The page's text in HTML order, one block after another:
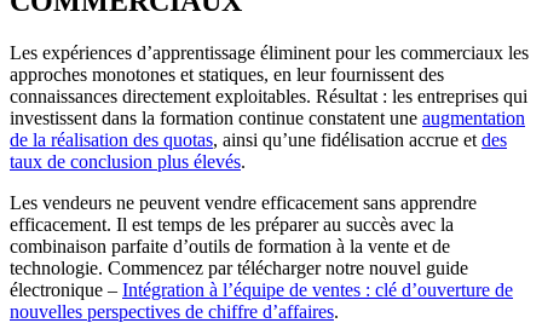
Les expériences d’apprentissage éliminent pour les commerciaux les
approches monotones et statiques, en leur fournissent des
connaissances directement exploitables. Résultat : les entreprises qui
investissent dans la formation continue constatent une augmentation
de la réalisation des quotas, ainsi qu’une fidélisation accrue et des
taux de conclusion plus élevés.
Les vendeurs ne peuvent vendre efficacement sans apprendre
efficacement. Il est temps de les préparer au succès avec la
combinaison parfaite d’outils de formation à la vente et de
technologie. Commencez par télécharger notre nouvel guide
électronique – Intégration à l’équipe de ventes : clé d’ouverture de
nouvelles perspectives de chiffre d’affaires.